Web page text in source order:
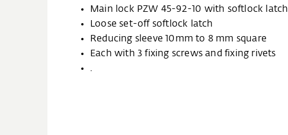
Main lock PZW 45-92-10 with softlock latch
Loose set-off softlock latch
Reducing sleeve 10mm to 8 mm square
Each with 3 fixing screws and fixing rivets
.